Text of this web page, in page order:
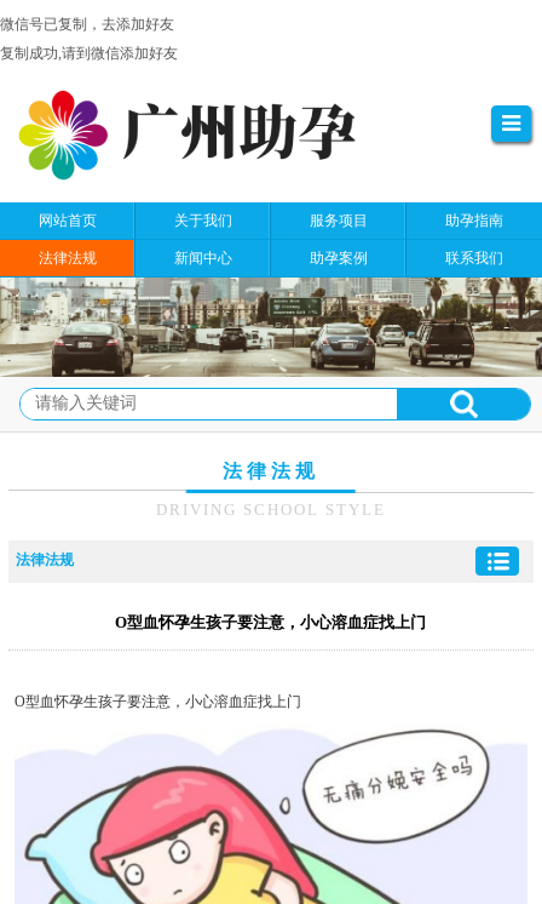
微信号已复制，去添加好友
复制成功,请到微信添加好友
网站首页 关于我们 服务项目 助孕指南
法律法规 新闻中心 助孕案例 联系我们
法律法规
DRIVING SCHOOL STYLE
法律法规
O型血怀孕生孩子要注意，小心溶血症找上门
O型血怀孕生孩子要注意，小心溶血症找上门